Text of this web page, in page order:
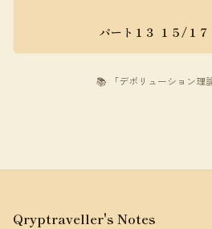
パート１３
📚 「デボリューション理
Qryptraveller's Notes